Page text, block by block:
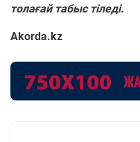
толағай табыс тіледі.
Akorda.kz